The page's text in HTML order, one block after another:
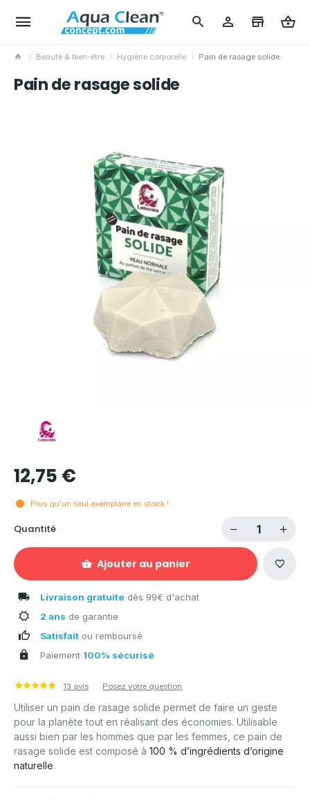
Beauté & bien-être Hygiène corporelle Pain de rasage solide
Pain de rasage solide
12,75 €
Plus qu'un seul exemplaire en stock !
Quantité
Ajouter au panier
Livraison gratuite dès 99€ d'achat
2 ans de garantie
Satisfait ou remboursé
Paiement 100% sécurisé
13 avis Posez votre question
Utiliser un pain de rasage solide permet de faire un geste
pour la planète tout en réalisant des économies. Utilisable
aussi bien par les hommes que par les femmes, ce pain de
rasage solide est composé à 100 % d’ingrédients d’origine
naturelle.